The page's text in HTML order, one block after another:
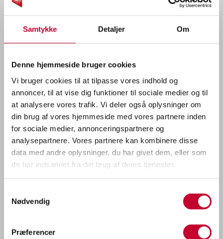
Samtykke Detaljer Om
Denne hjemmeside bruger cookies
Vi bruger cookies til at tilpasse vores indhold og
annoncer, til at vise dig funktioner til sociale medier og til
at analysere vores trafik. Vi deler også oplysninger om
din brug af vores hjemmeside med vores partnere inden
for sociale medier, annonceringspartnere og
analysepartnere. Vores partnere kan kombinere disse
data med andre oplysninger, du har givet dem, eller som
de har indsamlet fra din brug af deres tjenester.
Nødvendig
Præferencer
gør Torres EVX til en bil, der passer til både
familieliv, arbejde og fritid.
Op til 503 km rækkevidde (WLTP)
Op til 1.500 kg anhængervægt
Robust og moderne SUV-design
Markante LED-lyssignaturer
God plads til hverdag, familie og lange
ture
Oplev KGM hos Trio Biler i Ballerup
Snart kan du opleve KGM Musso EV og
Ballerup og Brøndby.